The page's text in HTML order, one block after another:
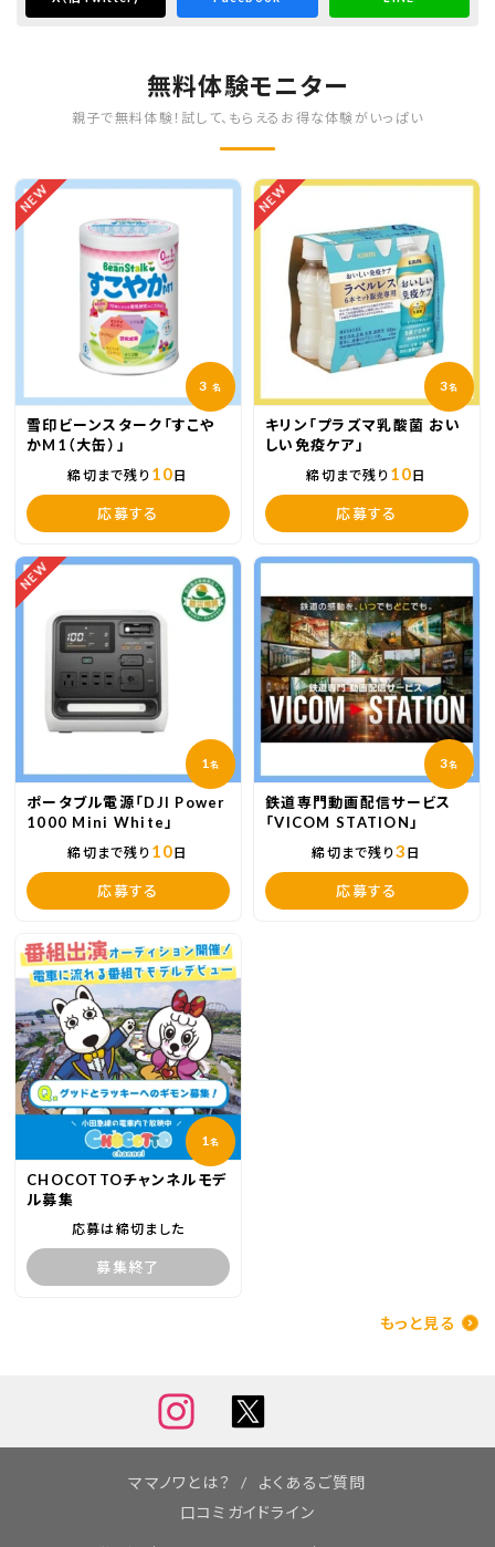
無料体験モニター
親子で無料体験！試して、もらえるお得な体験がいっぱい
NEW
3 名
雪印ビーンスターク「すこや
かM1（大缶）」
締切まで残り 10日
応募する
NEW
3名
キリン「プラズマ乳酸菌 おい
しい免疫ケア」
締切まで残り 10日
応募する
NEW
1 名
ポータブル電源「DJI Power
1000 Mini White」
締切まで残り 10日
応募する
3名
鉄道専門動画配信サービス
「VICOM STATION」
締切まで残り3 日
応募する
1名
CHOCOTTOチャンネルモデ
ル募集
応募は締切ました
募集終了
もっと見る
ママノワとは？
よくあるご質問
口コミガイドライン